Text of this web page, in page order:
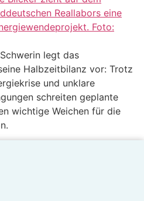
legt das
Halbzeitbilanz vor: Trotz
und unklare
schreiten geplante
wichtige Weichen für die